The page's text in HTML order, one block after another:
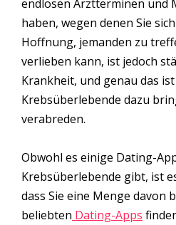
endlosen Arztterminen und
haben, wegen denen Sie
Hoffnung, jemanden zu
verlieben kann, ist jedoch
Krankheit, und genau das ist
Krebsüberlebende dazu
verabreden.
Obwohl es einige Dating-
Krebsüberlebende gibt, ist
dass Sie eine Menge davon
beliebten Dating-Apps